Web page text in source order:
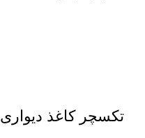
تکسچر کاغذ دیواری 004